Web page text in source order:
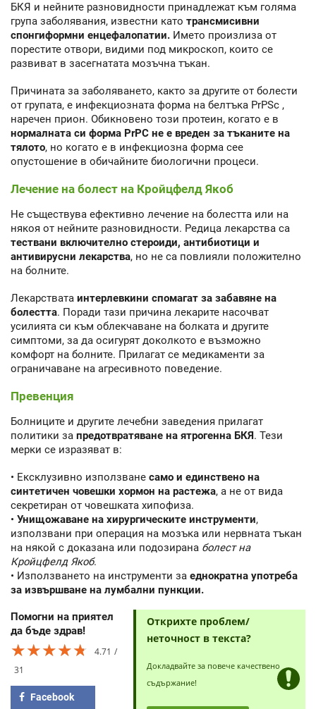
БКЯ и нейните разновидности принадлежат към голяма
група заболявания, известни като трансмисивни
спонгиформни енцефалопатии. Името произлиза от
порестите отвори, видими под микроскоп, които се
развиват в засегнатата мозъчна тъкан.
Причината за заболяването, както за другите от болести
от групата, е инфекциозната форма на белтъка PrPSc ,
наречен прион. Обикновено този протеин, когато е в
нормалната си форма PrPC не е вреден за тъканите на
тялото, но когато е в инфекциозна форма сее
опустошение в обичайните биологични процеси.
Лечение на болест на Кройцфелд Якоб
Не съществува ефективно лечение на болестта или на
някоя от нейните разновидности. Редица лекарства са
тествани включително стероиди, антибиотици и
антивирусни лекарства, но не са повлияли положително
на болните.
Лекарствата интерлевкини спомагат за забавяне на
болестта. Поради тази причина лекарите насочват
усилията си към облекчаване на болката и другите
симптоми, за да осигурят доколкото е възможно
комфорт на болните. Прилагат се медикаменти за
ограничаване на агресивното поведение.
Превенция
Болниците и другите лечебни заведения прилагат
политики за предотвратяване на ятрогенна БКЯ. Тези
мерки се изразяват в:
• Ексклузивно използване само и единствено на
синтетичен човешки хормон на растежа, а не от вида
секретиран от човешката хипофиза.
• Унищожаване на хирургическите инструменти,
използвани при операция на мозъка или нервната тъкан
на някой с доказана или подозирана болест на
Кройцфелд Якоб.
• Използването на инструменти за еднократна употреба
за извършване на лумбални пункции.
Помогни на приятел
да бъде здрав!
★★★★★
★★★★★
★★★★★
4.71
31
Facebook
Открихте проблем/
неточност в текста?
Докладвайте за повече качествено
съдържание!